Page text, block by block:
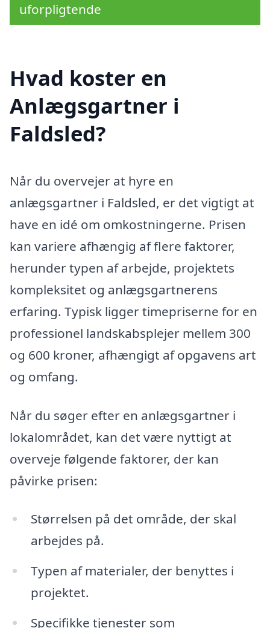
uforpligtende
Hvad koster en
Anlægsgartner i
Faldsled?
Når du overvejer at hyre en
anlægsgartner i Faldsled, er det vigtigt at
have en idé om omkostningerne. Prisen
kan variere afhængig af flere faktorer,
herunder typen af arbejde, projektets
kompleksitet og anlægsgartnerens
erfaring. Typisk ligger timepriserne for en
professionel landskabsplejer mellem 300
og 600 kroner, afhængigt af opgavens art
og omfang.
Når du søger efter en anlægsgartner i
lokalområdet, kan det være nyttigt at
overveje følgende faktorer, der kan
påvirke prisen:
Størrelsen på det område, der skal
arbejdes på.
Typen af materialer, der benyttes i
projektet.
Specifikke tjenester som